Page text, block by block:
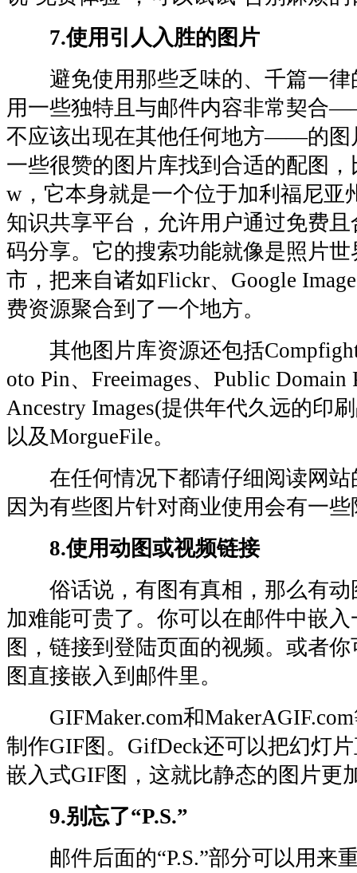
7.使用引人入胜的图片
避免使用那些乏味的、千篇一律
用一些独特且与邮件内容非常契合
不应该出现在其他任何地方——的图
一些很赞的图片库找到合适的配图，
w，它本身就是一个位于加利福尼亚
知识共享平台，允许用户通过免费
码分享。它的搜索功能就像是照片世
市，把来自诸如Flickr、Google
费资源聚合到了一个地方。
其他图片库资源还包括Compfight
oto Pin、Freeimages、Public
Ancestry Images(提供年代久远的印
以及MorgueFile。
在任何情况下都请仔细阅读网站
因为有些图片针对商业使用会有一
8.使用动图或视频链接
俗话说，有图有真相，那么有动
加难能可贵了。你可以在邮件中嵌
图，链接到登陆页面的视频。或者
图直接嵌入到邮件里。
GIFMaker.com和MakerAGIF.com
制作GIF图。GifDeck还可以把幻灯
嵌入式GIF图，这就比静态的图片更
9.别忘了“P.S.”
邮件后面的“P.S.”部分可以用来